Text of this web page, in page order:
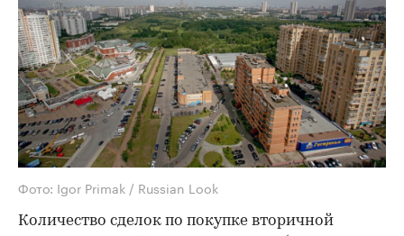
Фото: Igor Primak / Russian Look
Количество сделок по покупке вторичной